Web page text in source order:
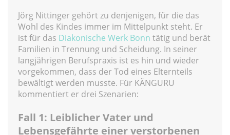
Jörg Nittinger gehört zu denjenigen, für die das
Wohl des Kindes immer im Mittelpunkt steht. Er
ist für das Diakonische Werk Bonn tätig und berät
Familien in Trennung und Scheidung. In seiner
langjährigen Berufspraxis ist es hin und wieder
vorgekommen, dass der Tod eines Elternteils
bewältigt werden musste. Für KÄNGURU
kommentiert er drei Szenarien:
Fall 1: Leiblicher Vater und
Lebensgefährte einer verstorbenen